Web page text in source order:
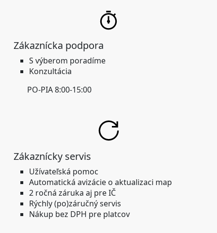
Zákaznícka podpora
S výberom poradíme
Konzultácia
PO-PIA 8:00-15:00
Zákaznícky servis
Užívateľská pomoc
Automatická avizácie o aktualizaci map
2 ročná záruka aj pre IČ
Rýchly (po)záručný servis
Nákup bez DPH pre platcov